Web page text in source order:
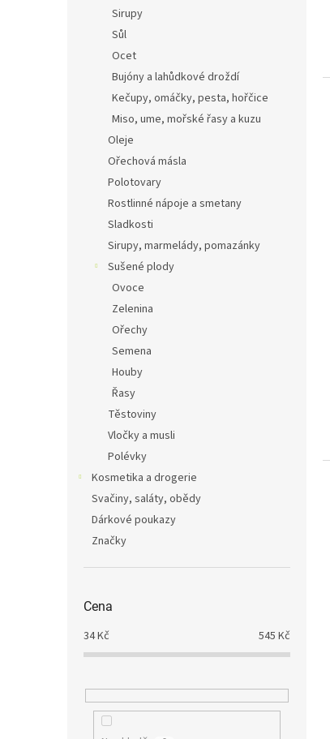
Sirupy
Sůl
Ocet
Bujóny a lahůdkové droždí
Kečupy, omáčky, pesta, hořčice
Miso, ume, mořské řasy a kuzu
Oleje
Ořechová másla
Polotovary
Rostlinné nápoje a smetany
Sladkosti
Sirupy, marmelády, pomazánky
Sušené plody
Ovoce
Zelenina
Ořechy
Semena
Houby
Řasy
Těstoviny
Vločky a musli
Polévky
Kosmetika a drogerie
Svačiny, saláty, obědy
Dárkové poukazy
Značky
Cena
34Kč 545 Kč